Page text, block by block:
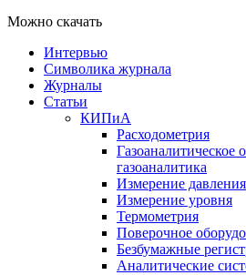
Можно скачать
Интервью
Символика журнала
Журналы
Статьи
КИПиА
Расходометрия
Газоаналитическое
газоаналитика
Измерение давления
Измерение уровня
Термометрия
Поверочное
Безбумажные
Аналитические